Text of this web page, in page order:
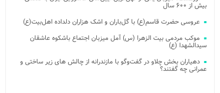
بیش از ۶۰۰ سال
عروسی حضرت قاسم(ع) با گل‌باران و اشک هزاران دلداده اهل‌بیت(ع)
موکب مردمی بیت‌ الزهرا (س) آمل میزبان اجتماع باشکوه عاشقان
سیدالشهدا (ع)
دهیاران بخش چلاو در گفت‌وگو با مازندرانه از چالش های زیر ساختی و
عمرانی چه گفتند؟